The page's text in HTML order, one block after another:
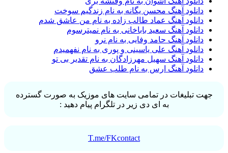
دانلود آهنگ محسن یگانه به نام زندگیم سوخت
دانلود آهنگ عماد طالب زاده به نام من عاشق شدم
دانلود آهنگ سعید باباخانی به نام نمیترسوم
دانلود آهنگ حامد وفایی به نام نرو
دانلود آهنگ علی یاسینی و پوری به نام نفهمیدم
دانلود آهنگ سهیل مهرزادگان به نام تقدیر بی تو
دانلود آهنگ ارس به نام طلب عشق
جهت تبلیغات در تمامی سایت های موزیک به صورت گسترده
به ای دی زیر در تلگرام پیام دهید :
T.me/FKcontact